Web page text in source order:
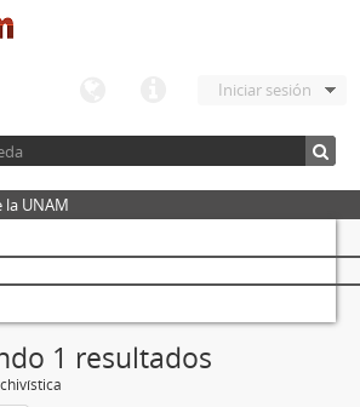
Iniciar sesión
la UNAM
1 resultados